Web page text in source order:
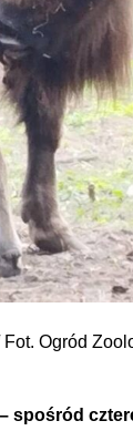
Ogród
spośród